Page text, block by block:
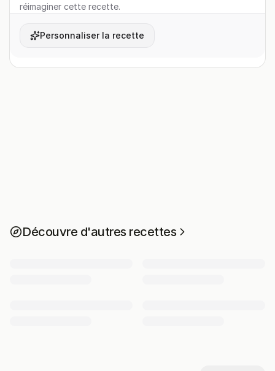
réimaginer cette recette.
Personnaliser la recette
Découvre d'autres recettes